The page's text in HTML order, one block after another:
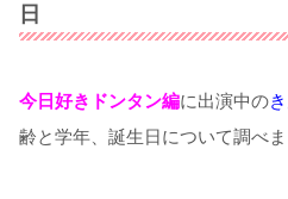
日
今日好きドンタン編に出演中の
齢と学年、誕生日について調べま